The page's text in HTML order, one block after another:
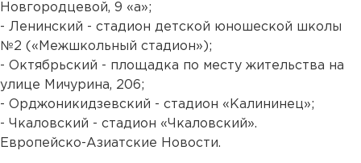
Новгородцевой, 9 «а»;
- Ленинский - стадион детской юношеской школы
№2 («Межшкольный стадион»);
- Октябрьский - площадка по месту жительства на
улице Мичурина, 206;
- Орджоникидзевский - стадион «Калининец»;
- Чкаловский - стадион «Чкаловский».
Европейско-Азиатские Новости.